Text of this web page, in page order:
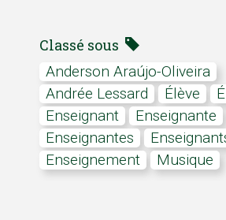
Classé sous
Anderson Araújo-Oliveira
Andrée Lessard
élève
Enseignant
enseignante
enseignantes
Enseignement
musique